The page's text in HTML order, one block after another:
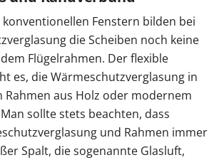
konventionellen Fenstern bilden bei
die Scheiben noch keine
Flügelrahmen. Der flexible
es, die Wärmeschutzverglasung in
Rahmen aus Holz oder modernem
sollte stets beachten, dass
und Rahmen immer
Spalt, die sogenannte Glasluft,